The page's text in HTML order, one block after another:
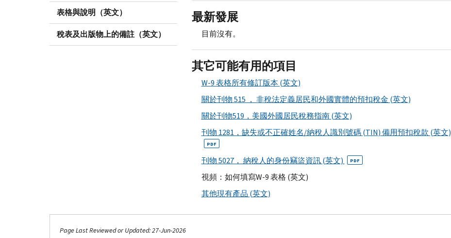
表格與說明（英文）
稅表及出版物上的備註（英文）
最新發展
目前沒有。
其它可能有用的項目
W-9 表格所有修訂版本 (英文)
關於刊物 515 ， 非稅法定義居民和外國實體的預扣稅金 (英文)
關於刊物519，美國外國居民稅務指南 (英文)
刊物 1281，缺失或不正確姓名/納稅人識別號碼 (TIN) 備用預扣稅款 (英文)
PDF
刊物 5027， 納稅人的身份竊盜資訊 (英文) PDF
視頻：如何填寫W-9 表格 (英文)
其他現有產品 (英文)
Page Last Reviewed or Updated: 27-Jun-2026